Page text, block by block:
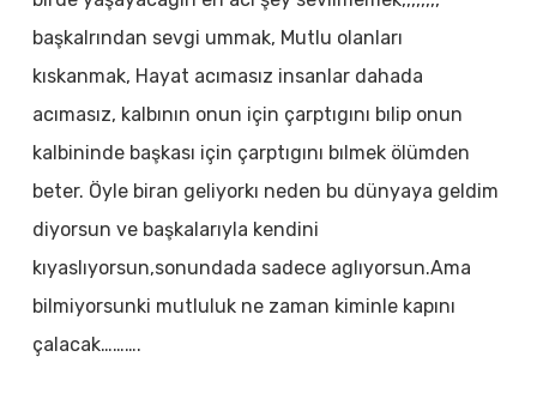
başkalrından sevgi ummak, Mutlu olanları
kıskanmak, Hayat acımasız insanlar dahada
acımasız, kalbının onun için çarptıgını bılip onun
kalbininde başkası için çarptıgını bılmek ölümden
beter. Öyle biran geliyorkı neden bu dünyaya geldim
diyorsun ve başkalarıyla kendini
kıyaslıyorsun,sonundada sadece aglıyorsun.Ama
bilmiyorsunki mutluluk ne zaman kiminle kapını
çalacak……….